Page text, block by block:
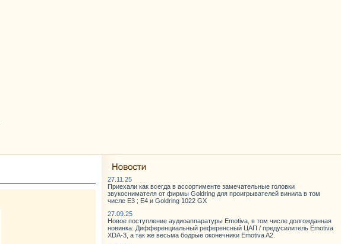
27.11.25
Приехали как всегда в ассортименте замечательные головки
звукоснимателя от фирмы Goldring для проигрывателей винила в том
числе E3 ; E4 и Goldring 1022 GX
27.09.25
Новое поступление аудиоаппаратуры Emotiva, в том числе долгожданная
новинка: Дифференциальный референсный ЦАП / предусилитель Emotiva
XDA-3, а так же весьма бодрые оконечники Emotiva A2.